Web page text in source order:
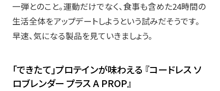
一弾とのこと。運動だけでなく、食事も含めた24時間の
生活全体をアップデートしようという試みだそうです。
早速、気になる製品を見ていきましょう。
「できたて」プロテインが味わえる 『コードレス ソ
ロブレンダー プラス A PROP』